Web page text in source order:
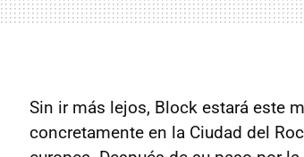
Sin ir más lejos, Block estará este
concretamente en la Ciudad del